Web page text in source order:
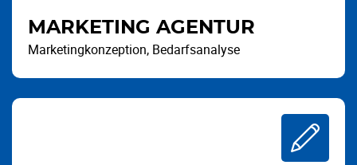
MARKETING AGENTUR
Marketingkonzeption, Bedarfsanalyse